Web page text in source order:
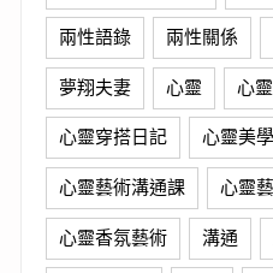
兩性語錄 兩性關係
夢翔夫妻 心靈 心
心靈穿搭日記 心靈美學
心靈藝術溝通課 心靈
心靈香氛藝術 溝通